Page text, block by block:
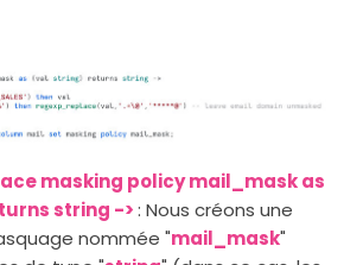
masking policy mail_mask as
string ->: Nous créons une
nommée "mail_mask"